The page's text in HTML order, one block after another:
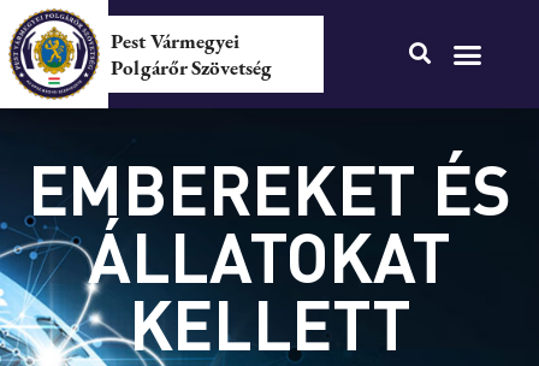
Pest Vármegyei
Polgárőr Szövetség
EMBEREKET ÉS
ÁLLATOKAT
KELLETT